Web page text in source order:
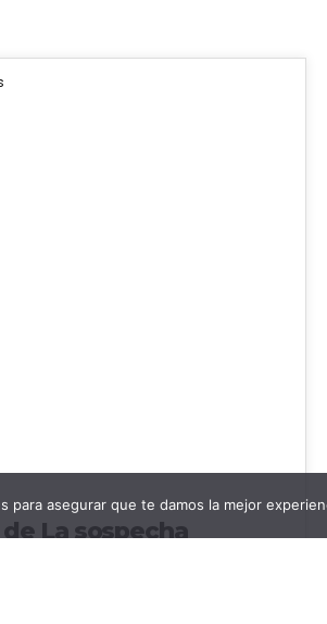
La sospecha
para asegurar que te damos la mejor